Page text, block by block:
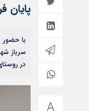
پایان فراغ ۳۶ ساله؛ پیکر شهید فیض
با حضور
در